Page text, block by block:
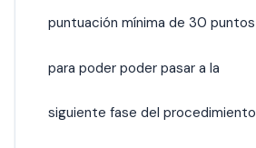
puntuación mínima de 30 puntos
para poder poder pasar a la
siguiente fase del procedimiento